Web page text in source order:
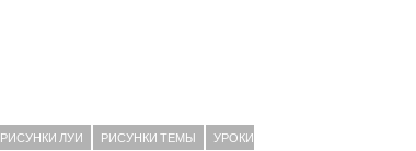
РИСУНКИ ЛУИ РИСУНКИ ТЕМЫ УРОКИ